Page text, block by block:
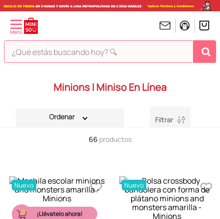
¿Qué estás buscando hoy? 🔍
Minions | Miniso En Línea
Filtrar
66 productos
Nuevo
¡Llévatelo ahora!
Nuevo
6.
harry potter
tomatodo
.
stitch